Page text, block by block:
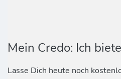
Mein Credo: Ich
Lasse Dich heute noch